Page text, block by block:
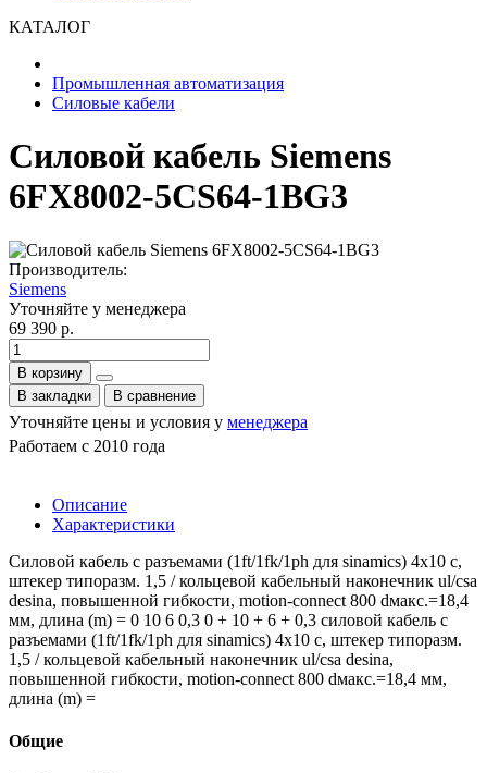
КАТАЛОГ
Промышленная автоматизация
Силовые кабели
Силовой кабель Siemens
6FX8002-5CS64-1BG3
Производитель:
Siemens
Уточняйте у менеджера
69 390 р.
В корзину
В закладки
В сравнение
Уточняйте цены и условия у менеджера
Работаем с 2010 года
Описание
Характеристики
Силовой кабель с разъемами (1ft/1fk/1ph для sinamics) 4x10 c,
штекер типоразм. 1,5 / кольцевой кабельный наконечник ul/csa
desina, повышенной гибкости, motion-connect 800 dмакс.=18,4
мм, длина (m) = 0 10 6 0,3 0 + 10 + 6 + 0,3 силовой кабель с
разъемами (1ft/1fk/1ph для sinamics) 4x10 c, штекер типоразм.
1,5 / кольцевой кабельный наконечник ul/csa desina,
повышенной гибкости, motion-connect 800 dмакс.=18,4 мм,
длина (m) =
Общие